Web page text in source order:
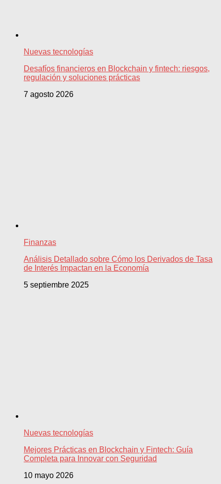
Nuevas tecnologías
Desafíos financieros en Blockchain y fintech: riesgos,
regulación y soluciones prácticas
7 agosto 2026
Finanzas
Análisis Detallado sobre Cómo los Derivados de Tasa
de Interés Impactan en la Economía
5 septiembre 2025
Nuevas tecnologías
Mejores Prácticas en Blockchain y Fintech: Guía
Completa para Innovar con Seguridad
10 mayo 2026